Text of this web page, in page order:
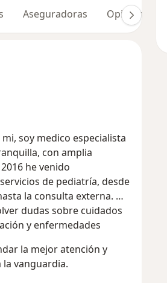
Aseguradoras Opiniones (34)
soy medico especialista
con amplia
he venido
de pediatría, desde
la consulta externa.
y enfermedades
la mejor atención y
vanguardia.